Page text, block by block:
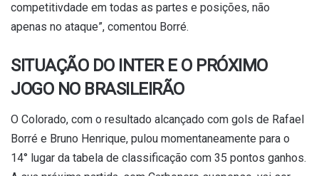
competitivdade em todas as partes e posições, não
apenas no ataque”, comentou Borré.
SITUAÇÃO DO INTER E O PRÓXIMO
JOGO NO BRASILEIRÃO
O Colorado, com o resultado alcançado com gols de Rafael
Borré e Bruno Henrique, pulou momentaneamente para o
14° lugar da tabela de classificação com 35 pontos ganhos.